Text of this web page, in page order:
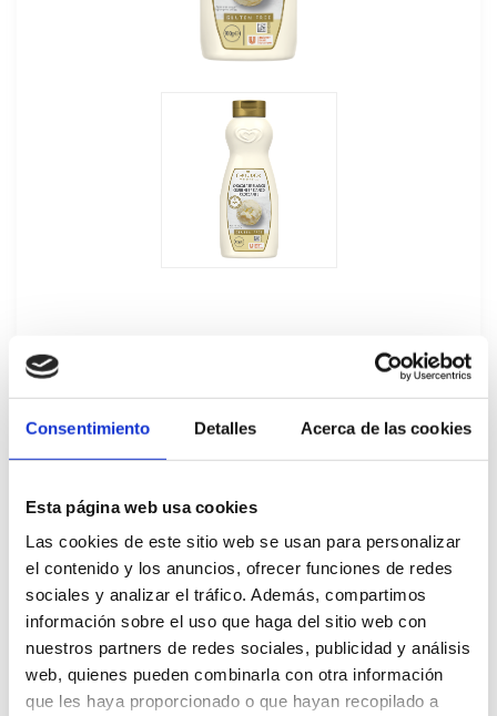
Consentimiento Detalles Acerca de las cookies
Esta página web usa cookies
Las cookies de este sitio web se usan para personalizar
el contenido y los anuncios, ofrecer funciones de redes
sociales y analizar el tráfico. Además, compartimos
información sobre el uso que haga del sitio web con
nuestros partners de redes sociales, publicidad y análisis
web, quienes pueden combinarla con otra información
que les haya proporcionado o que hayan recopilado a
Cajas
Unid.
Register